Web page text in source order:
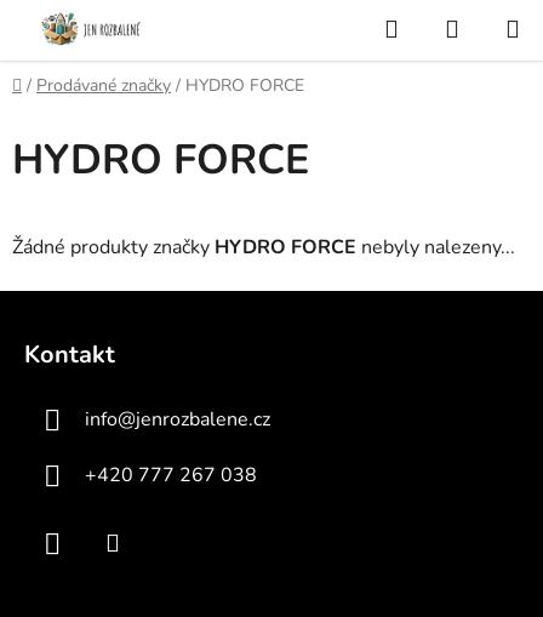
Přejít
obsah
Hledat
KOŠÍK
Domů
/ Prodávané značky / HYDRO FORCE
HYDRO FORCE
Žádné produkty značky HYDRO FORCE nebyly nalezeny...
Kontakt
info@jenrozbalene.cz
+420 777 267 038